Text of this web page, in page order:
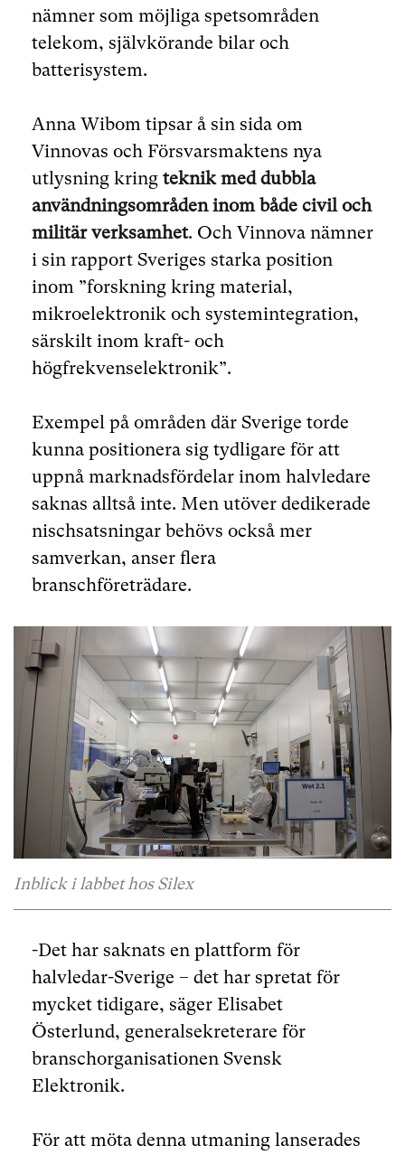
nämner som möjliga spetsområden
telekom, självkörande bilar och
batterisystem.
Anna Wibom tipsar å sin sida om
Vinnovas och Försvarsmaktens nya
utlysning kring teknik med dubbla
användningsområden inom både civil och
militär verksamhet. Och Vinnova nämner
i sin rapport Sveriges starka position
inom ”forskning kring material,
mikroelektronik och systemintegration,
särskilt inom kraft- och
högfrekvenselektronik”.
Exempel på områden där Sverige torde
kunna positionera sig tydligare för att
uppnå marknadsfördelar inom halvledare
saknas alltså inte. Men utöver dedikerade
nischsatsningar behövs också mer
samverkan, anser flera
branschföreträdare.
Inblick i labbet hos Silex
-Det har saknats en plattform för
halvledar-Sverige – det har spretat för
mycket tidigare, säger Elisabet
Österlund, generalsekreterare för
branschorganisationen Svensk
Elektronik.
För att möta denna utmaning lanserades